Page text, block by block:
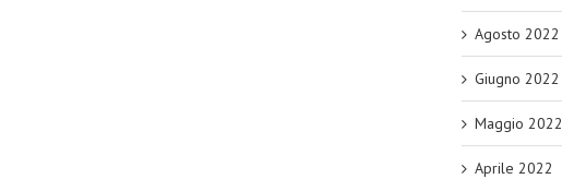
Agosto 2022
Giugno 2022
Maggio 2022
Aprile 2022